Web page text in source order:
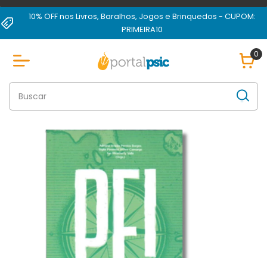
10% OFF nos Livros, Baralhos, Jogos e Brinquedos - CUPOM:
PRIMEIRA10
0